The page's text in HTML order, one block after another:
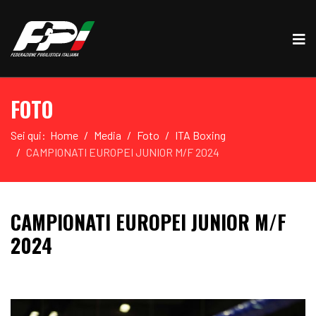
FOTO
Sei qui: Home Media Foto
ITA Boxing
CAMPIONATI EUROPEI JUNIOR M/F 2024
CAMPIONATI EUROPEI JUNIOR M/F
2024